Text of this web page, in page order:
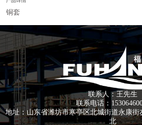
铜套
联系人：王先生
联系电话：
地址：山东省潍坊市寒亭区北城街道永康街
北